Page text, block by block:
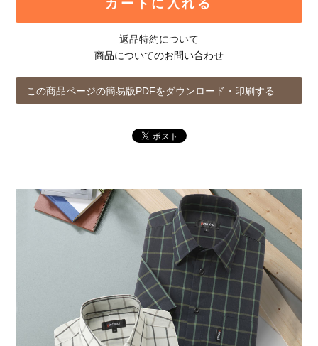
カートに入れる
返品特約について
商品についてのお問い合わせ
この商品ページの簡易版PDFをダウンロード・印刷する